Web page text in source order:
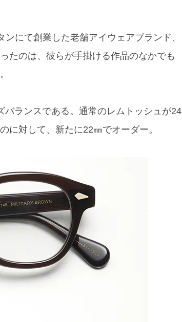
にて創業した老舗アイウェアブランド、
たのは、彼らが手掛ける作品のなかでも
ランスである。通常のレムトッシュが24
に対して、新たに22㎜でオーダー。